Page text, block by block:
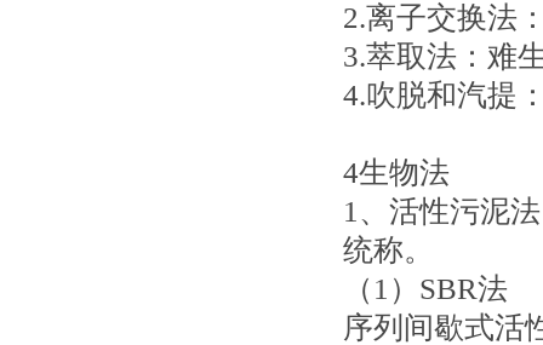
2.离子交换法
3.萃取法：难
4.吹脱和汽提
4生物法
1、活性污泥
统称。
（1）SBR法
序列间歇式活